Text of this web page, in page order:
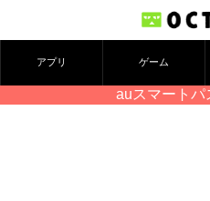
アプリ ゲーム
auスマートパ